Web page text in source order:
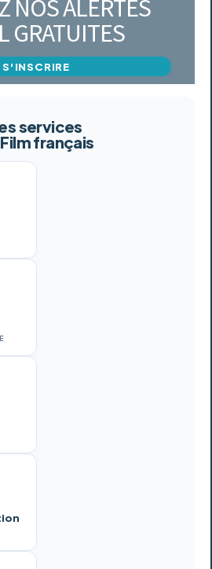
NOS ALERTES
GRATUITES
S'INSCRIRE
services
français